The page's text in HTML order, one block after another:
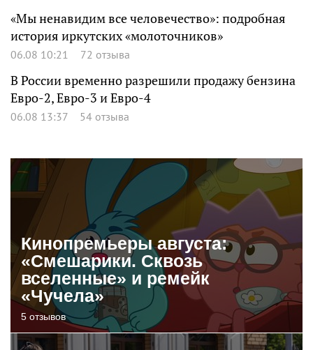
«Мы ненавидим все человечество»: подробная
история иркутских «молоточников»
06.08 10:21 72 отзыва
В России временно разрешили продажу бензина
Евро-2, Евро-3 и Евро-4
06.08 13:37 54 отзыва
Кинопремьеры августа:
«Смешарики. Сквозь
вселенные» и ремейк
«Чучела»
5 отзывов